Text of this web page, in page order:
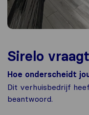
Sirelo
Hoe onderscheidt
Dit verhuisbedrijf
beantwoord.